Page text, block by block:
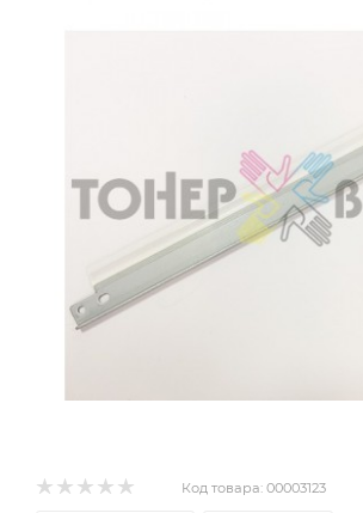
Код товара: 00003123